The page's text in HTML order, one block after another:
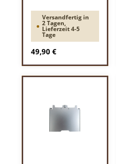
Versandfertig in
2 Tagen,
Lieferzeit 4-5
Tage
Regulärer Preis:
49,90 €